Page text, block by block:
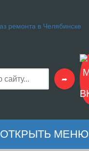
➦
ОТКРЫТЬ МЕНЮ